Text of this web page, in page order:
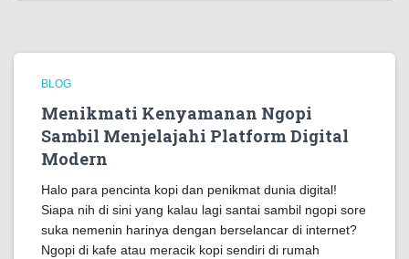
BLOG
Menikmati Kenyamanan Ngopi
Sambil Menjelajahi Platform Digital
Modern
Halo para pencinta kopi dan penikmat dunia digital!
Siapa nih di sini yang kalau lagi santai sambil ngopi sore
suka nemenin harinya dengan berselancar di internet?
Ngopi di kafe atau meracik kopi sendiri di rumah